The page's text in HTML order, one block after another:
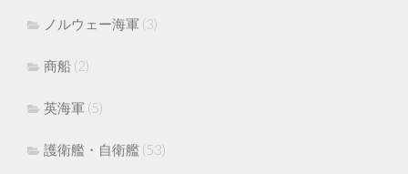
ノルウェー海軍 (3)
商船 (2)
英海軍 (5)
護衛艦・自衛艦 (53)